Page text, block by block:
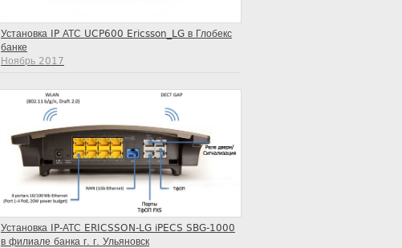
Установка IP АТС UCP600 Ericsson_LG в Глобекс
банке
Ноябрь 2017
Установка IP-АТС ERICSSON-LG iPECS SBG-1000
в филиале банка г. г. Ульяновск